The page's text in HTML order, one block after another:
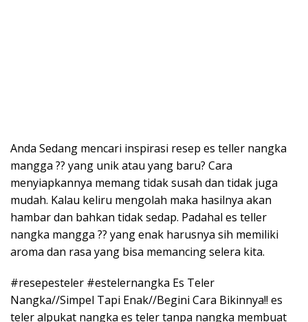
Anda Sedang mencari inspirasi resep es teller nangka
mangga ?? yang unik atau yang baru? Cara
menyiapkannya memang tidak susah dan tidak juga
mudah. Kalau keliru mengolah maka hasilnya akan
hambar dan bahkan tidak sedap. Padahal es teller
nangka mangga ?? yang enak harusnya sih memiliki
aroma dan rasa yang bisa memancing selera kita.
#resepesteler #estelernangka Es Teler
Nangka//Simpel Tapi Enak//Begini Cara Bikinnya!! es
teler alpukat nangka es teler tanpa nangka membuat